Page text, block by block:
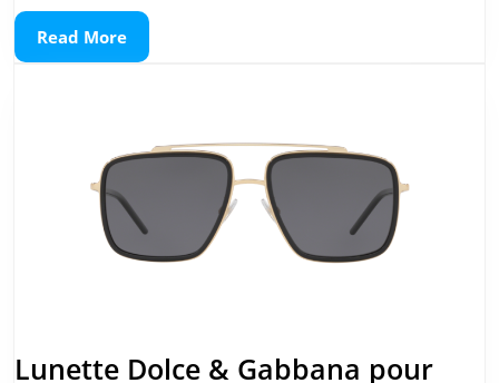
Read MoreRead
More
Lunette Dolce & Gabbana pour